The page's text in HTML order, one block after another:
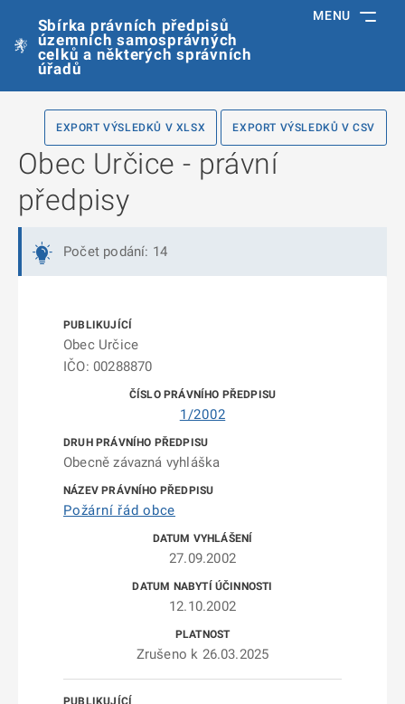
Sbírka právních předpisů
územních samosprávných
celků a některých správních
úřadů
MENU
EXPORT VÝSLEDKŮ V XLSX EXPORT VÝSLEDKŮ V CSV
Obec Určice - právní
předpisy
Počet podání: 14
Obec Určice
IČO: 00288870
1/2002
Obecně závazná vyhláška
Požární řád obce
27.09.2002
12.10.2002
Zrušeno k 26.03.2025